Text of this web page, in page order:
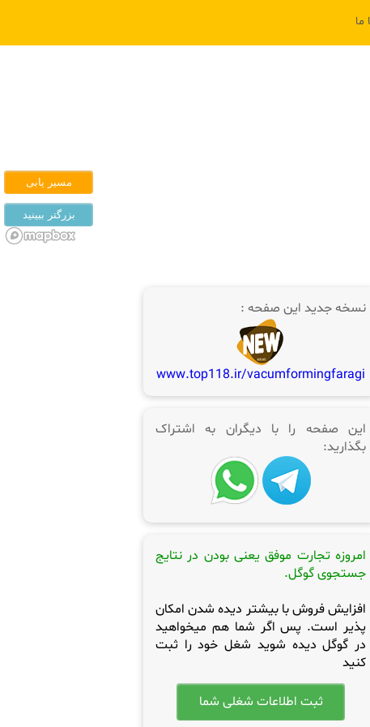
ما
نسخه جدید این صفحه :
www.top118.ir/vacumformingfaragi
این صفحه را با دیگران به اشتراک
بگذارید:
امروزه تجارت موفق یعنی بودن در نتایج
جستجوی گوگل.
افزایش فروش با بیشتر دیده شدن امکان
پذیر است. پس اگر شما هم میخواهید
در گوگل دیده شوید شغل خود را ثبت
کنید